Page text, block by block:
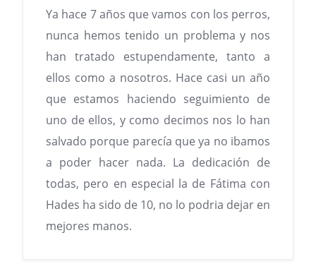
Ya hace 7 años que vamos con los perros,
nunca hemos tenido un problema y nos
han tratado estupendamente, tanto a
ellos como a nosotros. Hace casi un año
que estamos haciendo seguimiento de
uno de ellos, y como decimos nos lo han
salvado porque parecía que ya no ibamos
a poder hacer nada. La dedicación de
todas, pero en especial la de Fátima con
Hades ha sido de 10, no lo podria dejar en
mejores manos.